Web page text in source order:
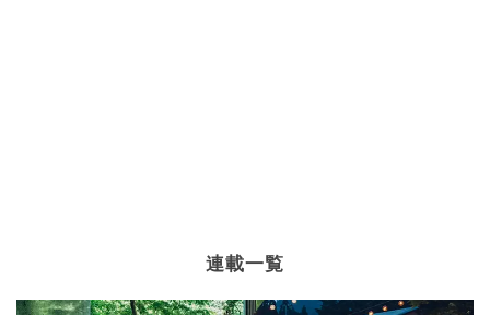
連載一覧